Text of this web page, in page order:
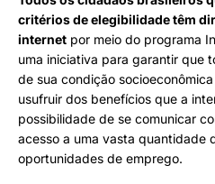
critérios de elegibilidade têm
internet por meio do programa
uma iniciativa para garantir que
de sua condição
usufruir dos benefícios que a
possibilidade de se comunicar
acesso a uma vasta quantidade
oportunidades de emprego.